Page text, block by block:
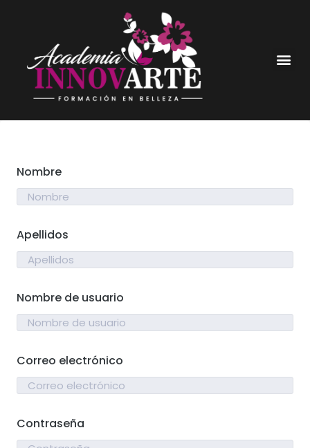
Nombre
Apellidos
Nombre de usuario
Correo electrónico
Contraseña